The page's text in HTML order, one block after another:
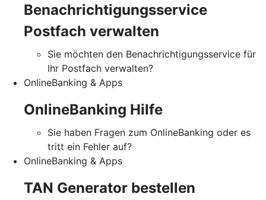
Benachrichtigungsservice
Postfach verwalten
Sie möchten den Benachrichtigungsservice für
Ihr Postfach verwalten?
OnlineBanking & Apps
OnlineBanking Hilfe
Sie haben Fragen zum OnlineBanking oder es
tritt ein Fehler auf?
OnlineBanking & Apps
TAN Generator bestellen